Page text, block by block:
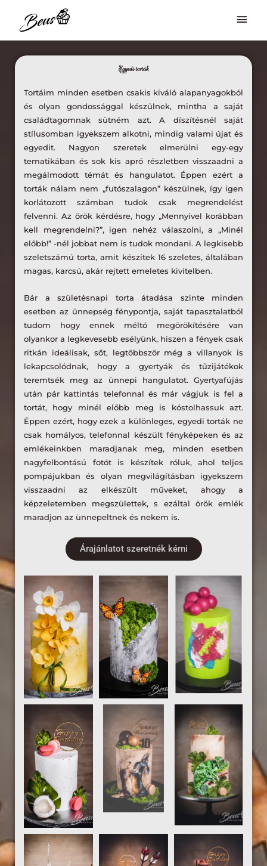
content
Egyedi torták
Tortáim minden esetben csakis kiváló alapanyagokból
és olyan gondossággal készülnek, mintha a saját
családtagomnak sütném azt. A díszítésnél saját
stílusomban igyekszem alkotni, mindig valami újat és
egyedit. Nagyon szeretek elmerülni egy-egy
tematikában és sok kis apró részletben visszaadni a
megálmodott témát és hangulatot. Éppen ezért a
torták nálam nem „futószalagon” készülnek, így igen
korlátozott számban tudok csak megrendelést
felvenni. Az örök kérdésre, hogy „Mennyivel korábban
kell megrendelni?”, igen nehéz válaszolni, a „Minél
előbb!” -nél jobbat nem is tudok mondani. A legkisebb
szeletszámú torta, amit készítek 16 szeletes, általában
magas, karcsú, akár rejtett emeletes kivitelben.
Bár a születésnapi torta átadása szinte minden
esetben az ünnepség fénypontja, saját tapasztalatból
tudom hogy ennek méltó megörökítésére van
olyankor a legkevesebb esélyünk, hiszen a fények csak
ritkán ideálisak, sőt, legtöbbször még a villanyok is
lekapcsolódnak, hogy a gyertyák és tűzijátékok
teremtsék meg az ünnepi hangulatot. Gyertyafújás
után pár kattintás telefonnal és már vágjuk is fel a
tortát, hogy minél előbb meg is kóstolhassuk azt.
Éppen ezért, hogy ezek a különleges, egyedi torták ne
csak homályos, telefonnal készült fényképeken és az
emlékeinkben maradjanak meg, minden esetben
nagyfelbontású fotót is készítek róluk, ahol teljes
pompájukban és olyan megvilágításban igyekszem
visszaadni az elkészült műveket, ahogy a
képzeletemben megszülettek, s ezáltal örök emlék
maradjon az ünnepeltnek és nekem is.
Árajánlatot szeretnék kérni